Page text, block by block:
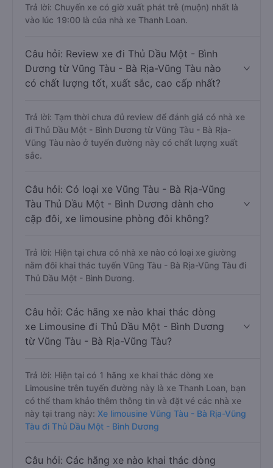
Trả lời: Chuyến xe có giờ xuất phát trễ (muộn) nhất là
vào lúc 19:00 là của nhà xe Thanh Loan.
Câu hỏi: Review xe đi Thủ Dầu Một - Bình
Dương từ Vũng Tàu - Bà Rịa-Vũng Tàu nào
có chất lượng tốt, xuất sắc, cao cấp nhất?
Trả lời: Tạm thời chưa đủ review để đánh giá có nhà xe
đi Thủ Dầu Một - Bình Dương từ Vũng Tàu - Bà Rịa-
Vũng Tàu nào ở tuyến đường này có chất lượng xuất
sắc.
Câu hỏi: Có loại xe Vũng Tàu - Bà Rịa-Vũng
Tàu Thủ Dầu Một - Bình Dương dành cho
cặp đôi, xe limousine phòng đôi không?
Trả lời: Hiện tại chưa có nhà xe nào có loại xe giường
nằm đôi khai thác tuyến Vũng Tàu - Bà Rịa-Vũng Tàu đi
Thủ Dầu Một - Bình Dương.
Câu hỏi: Các hãng xe nào khai thác dòng
xe Limousine đi Thủ Dầu Một - Bình Dương
từ Vũng Tàu - Bà Rịa-Vũng Tàu?
Trả lời: Hiện tại có 1 hãng xe khai thác dòng xe
Limousine trên tuyến đường này là xe Thanh Loan, bạn
có thể tham khảo thêm thông tin và đặt vé các nhà xe
này tại trang này: Xe limousine Vũng Tàu - Bà Rịa-Vũng
Tàu đi Thủ Dầu Một - Bình Dương
Câu hỏi: Các hãng xe nào khai thác dòng